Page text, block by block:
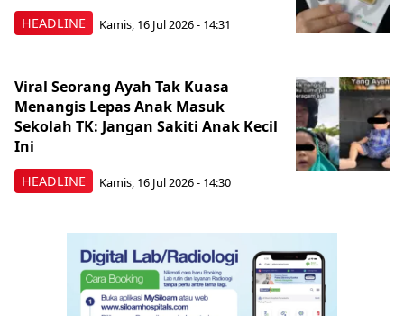
HEADLINE Kamis, 16 Jul 2026 - 14:31
HEADLINE
Viral Seorang Ayah Tak Kuasa
Menangis Lepas Anak Masuk
Sekolah TK: Jangan Sakiti Anak Kecil
Ini
Kamis, 16 Jul 2026 - 14:30